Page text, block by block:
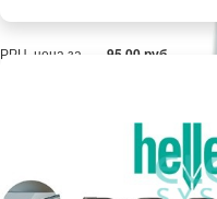
РРЦ, цена за
95,00 руб.